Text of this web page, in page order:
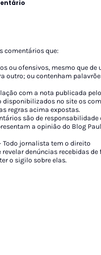
comentários que:
ou ofensivos, mesmo que de
outro; ou contenham
com a nota publicada
disponibilizados no site os
regras acima expostas.
são de responsabilidade
a opinião do Blog
– Todo jornalista tem o direito
denúncias recebidas de
o sigilo sobre elas.